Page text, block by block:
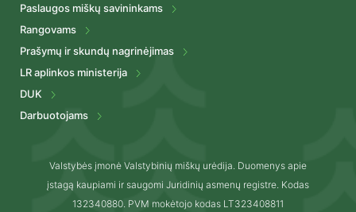
Paslaugos miškų savininkams
Rangovams
Prašymų ir skundų nagrinėjimas
LR aplinkos ministerija
DUK
Darbuotojams
Valstybės įmonė Valstybinių miškų urėdija. Duomenys apie
įstagą kaupiami ir saugomi Juridinių asmenų registre. Kodas
132340880. PVM mokėtojo kodas LT323408811